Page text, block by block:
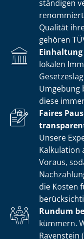
stän­di­gen
Qualität
gehören
lokalen
Umgebung
diese
Faires
Unsere
Kalkulation
Voraus,
die Kosten
Rundum
kümmern.
Ravenstein